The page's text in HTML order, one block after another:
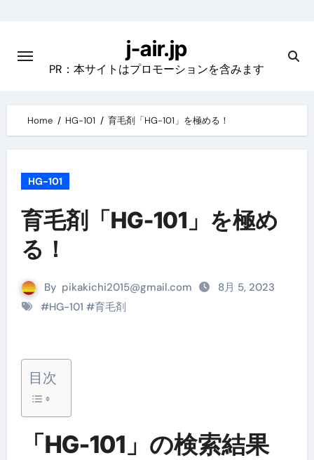
content
j-air.jp
PR：本サイトはプロモーションを含みます
Home HG-101 育毛剤「HG-101」を極める！
HG-101
育毛剤「HG-101」を極め
る！
By pikakichi2015@gmail.com
8月 5, 2023
#HG-101 #育毛剤
目次
「HG-101」の検索結果